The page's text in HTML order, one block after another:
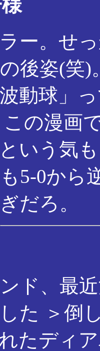
ー。せ
後姿(笑)
波動球」
この漫画
いう気
5-0から
だろ。
ド、最
た ＞倒
たディ